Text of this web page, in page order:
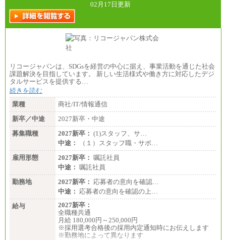
02月17日更新
リコージャパンは、SDGsを経営の中心に据え、事業活動を通じた社会
課題解決を目指しています。 新しい生活様式や働き方に対応したデジ
タルサービスを提供する…
続きを読む
業種
商社/IT/情報通信
新卒／中途
2027新卒・中途
募集職種
2027新卒： (1)スタッフ、サ…
中途：
（１）スタッフ職・サポ…
雇用形態
2027新卒： 嘱託社員
中途： 嘱託社員
勤務地
2027新卒： 応募者の意向を確認…
中途： 応募者の意向を確認の上…
給与
2027新卒：
全職種共通
月給 180,000円～250,000円
※採用選考合格後の採用内定通知時にお伝えします
※勤務地によって異なります